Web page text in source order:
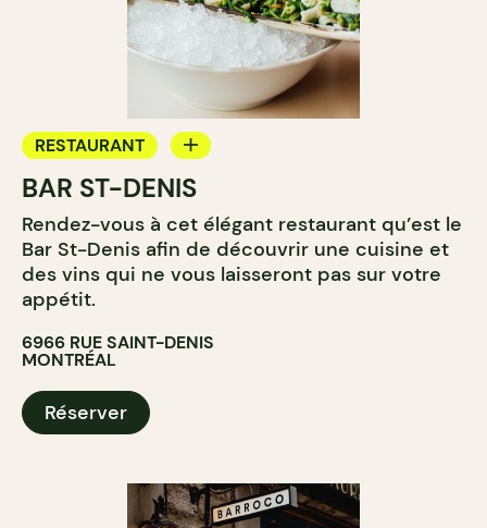
RESTAURANT
BAR
BAR À VIN
BAR À COCKTAIL
BAR ST-DENIS
Rendez-vous à cet élégant restaurant qu’est le
Bar St-Denis afin de découvrir une cuisine et
des vins qui ne vous laisseront pas sur votre
appétit.
6966 RUE SAINT-DENIS
MONTRÉAL
Réserver